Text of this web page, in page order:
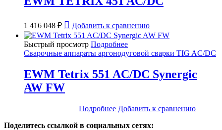
1 416 048 ₽ Добавить к сравнению
Быстрый просмотр Подробнее
Сварочные аппараты аргонодуговой сварки TIG AC/DC
EWM Tetrix 551 AC/DC Synergic
AW FW
Подробнее Добавить к сравнению
Поделитесь ссылкой в социальных сетях: